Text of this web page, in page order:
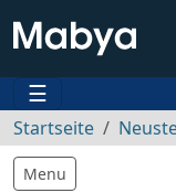
☰
Startseite
Menu